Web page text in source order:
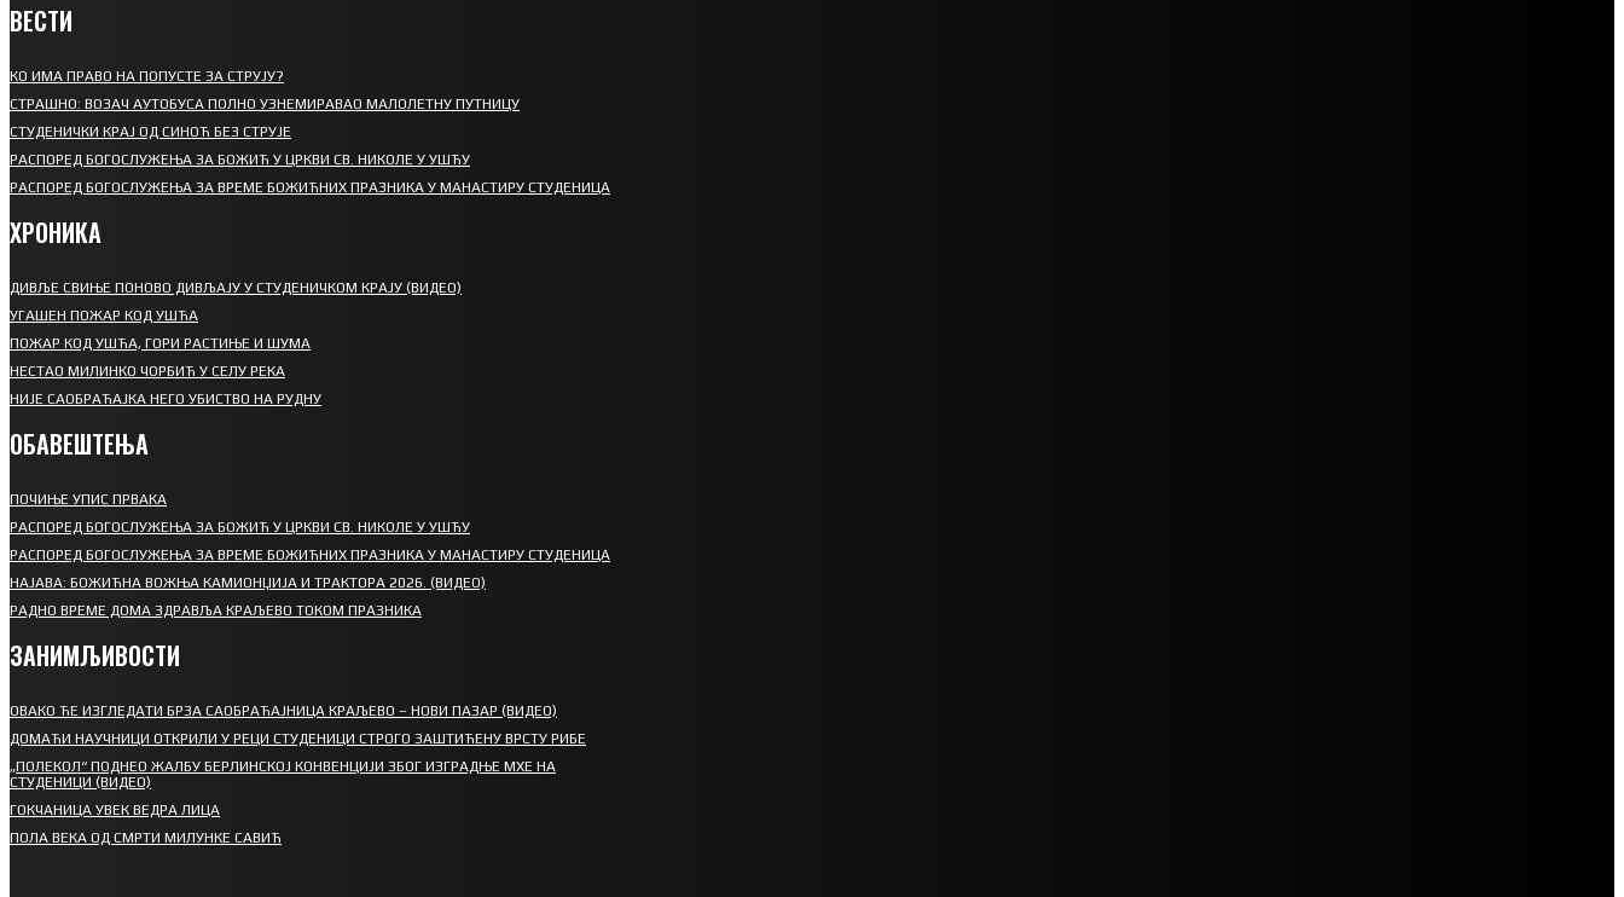
ВЕСТИ
КО ИМА ПРАВО НА ПОПУСТЕ ЗА СТРУЈУ?
СТРАШНО: ВОЗАЧ АУТОБУСА ПОЛНО УЗНЕМИРАВАО МАЛОЛЕТНУ ПУТНИЦУ
СТУДЕНИЧКИ КРАЈ ОД СИНОЋ БЕЗ СТРУЈЕ
РАСПОРЕД БОГОСЛУЖЕЊА ЗА БОЖИЋ У ЦРКВИ СВ. НИКОЛЕ У УШЋУ
РАСПОРЕД БОГОСЛУЖЕЊА ЗА ВРЕМЕ БОЖИЋНИХ ПРАЗНИКА У МАНАСТИРУ СТУДЕНИЦА
ХРОНИКА
ДИВЉЕ СВИЊЕ ПОНОВО ДИВЉАЈУ У СТУДЕНИЧКОМ КРАЈУ (ВИДЕО)
УГАШЕН ПОЖАР КОД УШЋА
ПОЖАР КОД УШЋА, ГОРИ РАСТИЊЕ И ШУМА
НЕСТАО МИЛИНКО ЧОРБИЋ У СЕЛУ РЕКА
НИЈЕ САОБРАЋАЈКА НЕГО УБИСТВО НА РУДНУ
ОБАВЕШТЕЊА
ПОЧИЊЕ УПИС ПРВАКА
РАСПОРЕД БОГОСЛУЖЕЊА ЗА БОЖИЋ У ЦРКВИ СВ. НИКОЛЕ У УШЋУ
РАСПОРЕД БОГОСЛУЖЕЊА ЗА ВРЕМЕ БОЖИЋНИХ ПРАЗНИКА У МАНАСТИРУ СТУДЕНИЦА
НАЈАВА: БОЖИЋНА ВОЖЊА КАМИОНЏИЈА И ТРАКТОРА 2026. (ВИДЕО)
РАДНО ВРЕМЕ ДОМА ЗДРАВЉА КРАЉЕВО ТОКОМ ПРАЗНИКА
ЗАНИМЉИВОСТИ
ОВАКО ЋЕ ИЗГЛЕДАТИ БРЗА САОБРАЋАЈНИЦА КРАЉЕВО – НОВИ ПАЗАР (ВИДЕО)
ДОМАЋИ НАУЧНИЦИ ОТКРИЛИ У РЕЦИ СТУДЕНИЦИ СТРОГО ЗАШТИЋЕНУ ВРСТУ РИБЕ
„ПОЛЕКОЛ“ ПОДНЕО ЖАЛБУ БЕРЛИНСКОЈ КОНВЕНЦИЈИ ЗБОГ ИЗГРАДЊЕ МХЕ НА
СТУДЕНИЦИ (ВИДЕО)
ГОКЧАНИЦА УВЕК ВЕДРА ЛИЦА
ПОЛА ВЕКА ОД СМРТИ МИЛУНКЕ САВИЋ